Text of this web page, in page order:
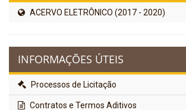
ACERVO ELETRÔNICO (2017 - 2020)
INFORMAÇÕES ÚTEIS
Processos de Licitação
Contratos e Termos Aditivos